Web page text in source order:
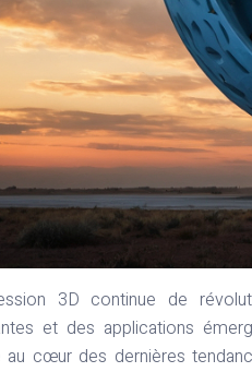
3D continue de
et des applications
au cœur des dernières